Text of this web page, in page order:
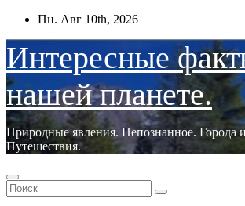
Перейти
содержимому
Пн. Авг 10th, 2026
Интересные
нашей планете.
Природные явления. Непознанное. Города
Путешествия.